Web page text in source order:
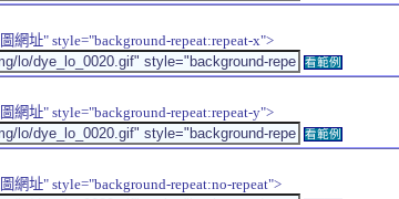
網址" style="background-repeat:repeat-x">
看範例
網址" style="background-repeat:repeat-y">
看範例
網址" style="background-repeat:no-repeat">